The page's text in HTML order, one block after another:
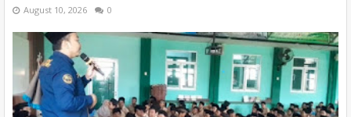
August 10, 2026 0